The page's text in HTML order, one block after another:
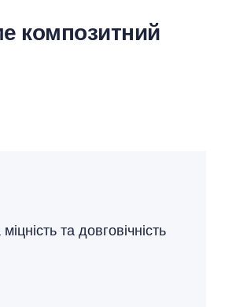
композитний
та довговічність